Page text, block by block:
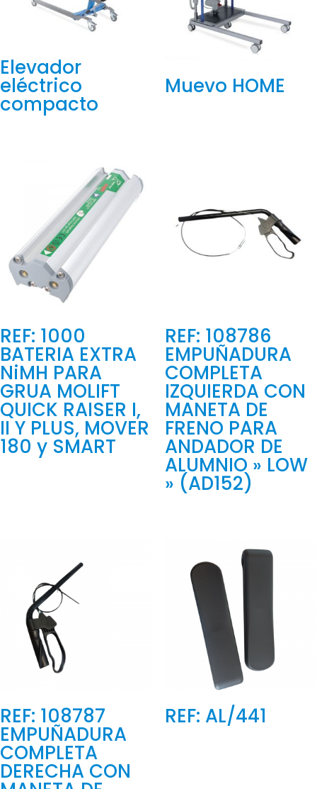
Elevador
eléctrico
compacto
Muevo HOME
REF: 1000
BATERIA EXTRA
NiMH PARA
GRUA MOLIFT
QUICK RAISER I,
II Y PLUS, MOVER
180 y SMART
REF: 108786
EMPUÑADURA
COMPLETA
IZQUIERDA CON
MANETA DE
FRENO PARA
ANDADOR DE
ALUMNIO » LOW
» (AD152)
REF: 108787
EMPUÑADURA
COMPLETA
DERECHA CON
REF: AL/441